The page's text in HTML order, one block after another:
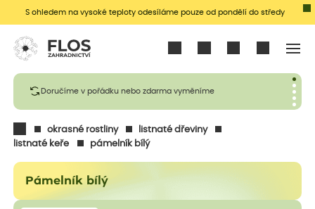
S ohledem na vysoké teploty odesíláme pouze od pondělí do středy
Doručíme v pořádku nebo zdarma vyměníme
okrasné rostliny
listnaté dřeviny
listnaté keře
pámelník bílý
Pámelník bílý